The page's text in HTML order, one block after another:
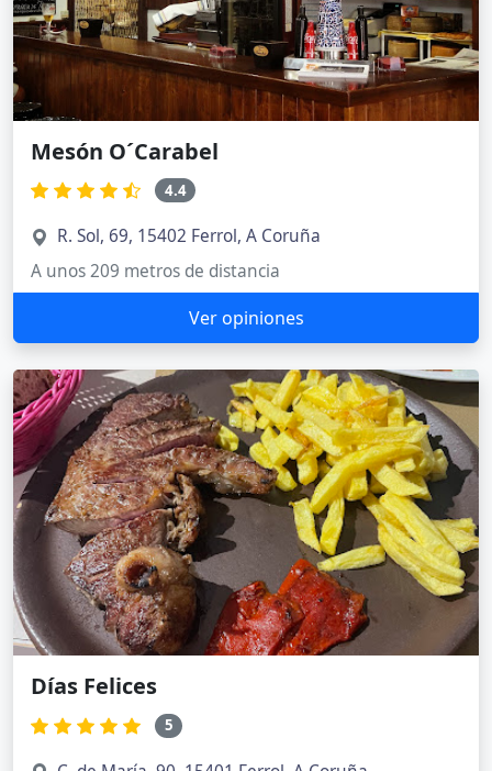
Mesón O´Carabel
4.4
R. Sol, 69, 15402 Ferrol, A Coruña
A unos 209 metros de distancia
Ver opiniones
Días Felices
5